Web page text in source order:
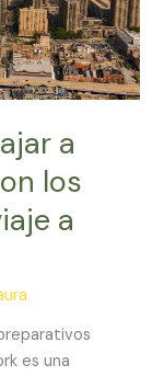
a
los
a
es una